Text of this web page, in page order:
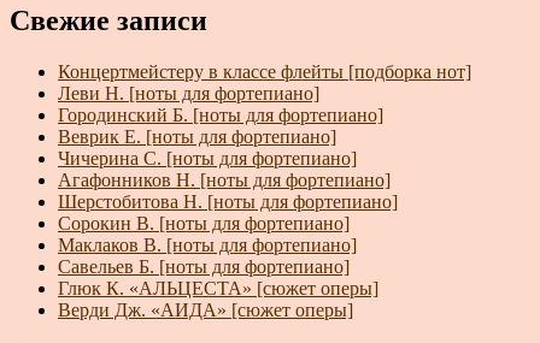
Свежие записи
Концертмейстеру в классе флейты [подборка нот]
Леви Н. [ноты для фортепиано]
Городинский Б. [ноты для фортепиано]
Веврик Е. [ноты для фортепиано]
Чичерина С. [ноты для фортепиано]
Агафонников Н. [ноты для фортепиано]
Шерстобитова Н. [ноты для фортепиано]
Сорокин В. [ноты для фортепиано]
Маклаков В. [ноты для фортепиано]
Савельев Б. [ноты для фортепиано]
Глюк К. «АЛЬЦЕСТА» [сюжет оперы]
Верди Дж. «АИДА» [сюжет оперы]